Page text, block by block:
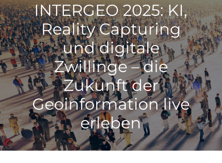
INTERGEO 2025: KI,
Reality Capturing
und digitale
Zwillinge – die
Zukunft der
Geoinformation live
erleben